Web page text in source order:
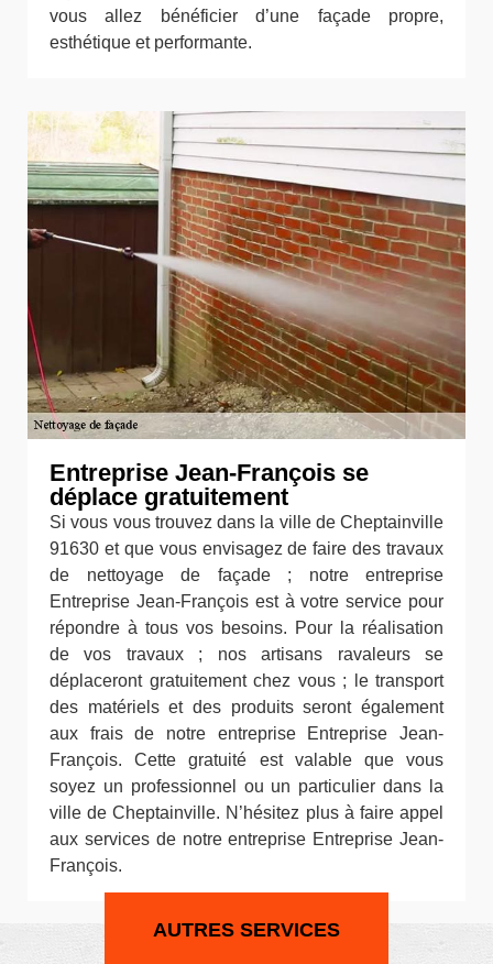
vous allez bénéficier d’une façade propre,
esthétique et performante.
Entreprise Jean-François se
déplace gratuitement
Si vous vous trouvez dans la ville de Cheptainville
91630 et que vous envisagez de faire des travaux
de nettoyage de façade ; notre entreprise
Entreprise Jean-François est à votre service pour
répondre à tous vos besoins. Pour la réalisation
de vos travaux ; nos artisans ravaleurs se
déplaceront gratuitement chez vous ; le transport
des matériels et des produits seront également
aux frais de notre entreprise Entreprise Jean-
François. Cette gratuité est valable que vous
soyez un professionnel ou un particulier dans la
ville de Cheptainville. N’hésitez plus à faire appel
aux services de notre entreprise Entreprise Jean-
François.
AUTRES SERVICES